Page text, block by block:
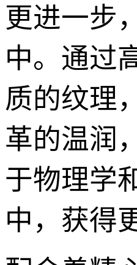
更进一步
中。通过
质的纹理
革的温润
于物理学
中，获得